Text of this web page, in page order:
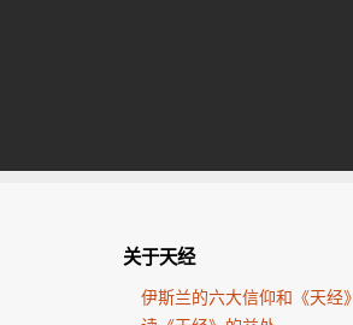
关于天经
伊斯兰的六大信仰和《天经》